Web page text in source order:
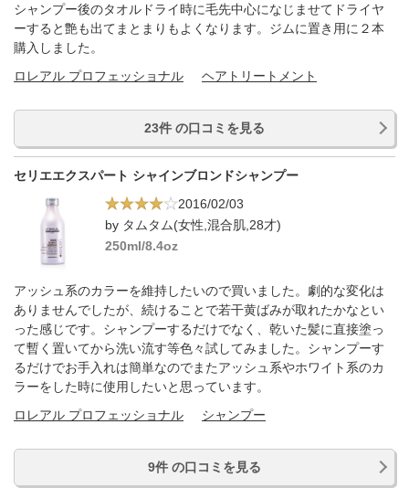
シャンプー後のタオルドライ時に毛先中心になじませてドライヤ
ーすると艶も出てまとまりもよくなります。ジムに置き用に２本
購入しました。
ロレアル プロフェッショナル
ヘアトリートメント
23件 の口コミを見る
セリエエクスパート シャインブロンドシャンプー
2016/02/03
by タムタム(女性,混合肌,28才)
250ml/8.4oz
アッシュ系のカラーを維持したいので買いました。劇的な変化は
ありませんでしたが、続けることで若干黄ばみが取れたかなとい
った感じです。シャンプーするだけでなく、乾いた髪に直接塗っ
て暫く置いてから洗い流す等色々試してみました。シャンプーす
るだけでお手入れは簡単なのでまたアッシュ系やホワイト系のカ
ラーをした時に使用したいと思っています。
ロレアル プロフェッショナル
シャンプー
9件 の口コミを見る